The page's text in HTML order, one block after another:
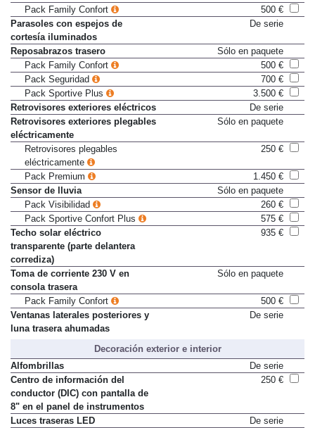
traseras
Pack Family Confort
500 €
Parasoles con espejos de
cortesía iluminados
Reposabrazos trasero
Sólo en paquete
Pack Family Confort
500 €
Pack Seguridad
700 €
Pack Sportive Plus
3.500 €
Retrovisores exteriores eléctricos
De serie
Retrovisores exteriores plegables
eléctricamente
Retrovisores plegables
eléctricamente
Pack Premium
1.450 €
Sensor de lluvia
Sólo en paquete
Pack Visibilidad
260 €
Pack Sportive Confort Plus
575 €
Techo solar eléctrico
transparente (parte delantera
corrediza)
Toma de corriente 230 V en
consola trasera
Pack Family Confort
500 €
Ventanas laterales posteriores y
Decoración exterior e interior
Alfombrillas
De serie
Centro de información del
conductor (DIC) con pantalla de
8" en el panel de instrumentos